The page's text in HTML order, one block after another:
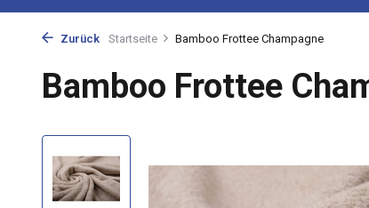
Zurück Startseite Bamboo Frottee Champagne
Bamboo Frottee